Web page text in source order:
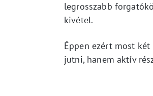
legrosszabb
kivétel.
Éppen ezért most
jutni, hanem aktív